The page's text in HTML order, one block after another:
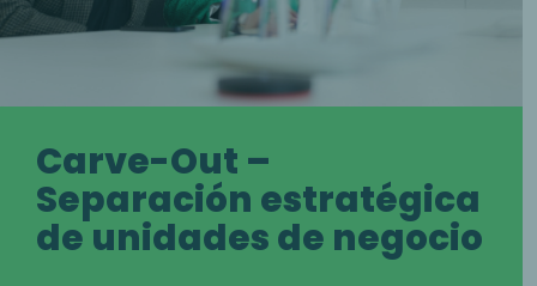
Carve-Out –
Separación estratégica
de unidades de negocio